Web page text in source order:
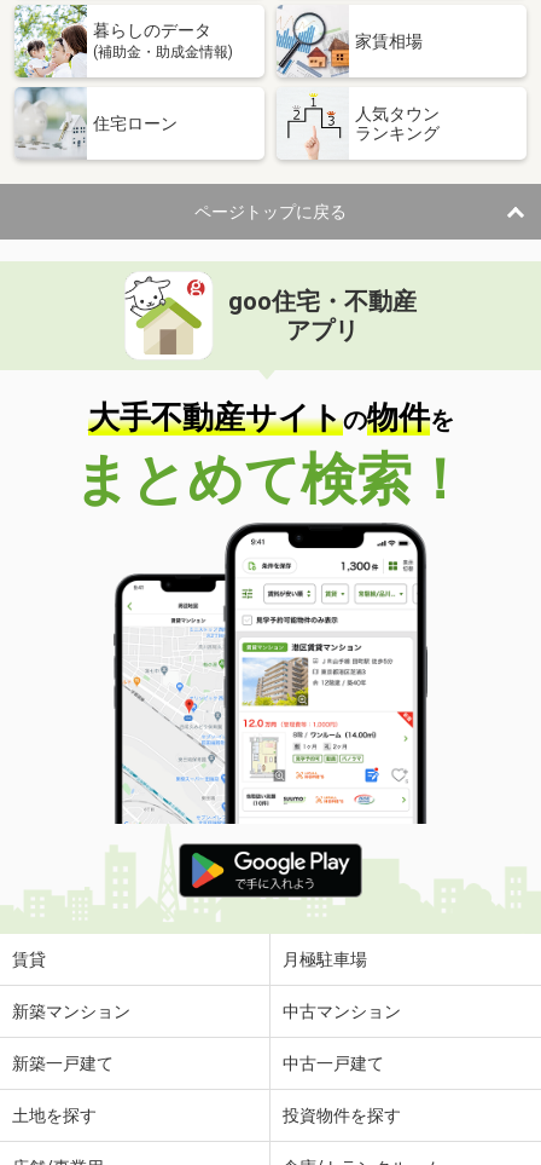
暮らしのデータ
(補助金・助成金情報)
家賃相場
住宅ローン
人気タウン
ランキング
ページトップに戻る
goo住宅・不動産
アプリ
大手不動産サイトの物件を
まとめて検索！
賃貸 月極駐車場
新築マンション 中古マンション
新築一戸建て 中古一戸建て
土地を探す 投資物件を探す